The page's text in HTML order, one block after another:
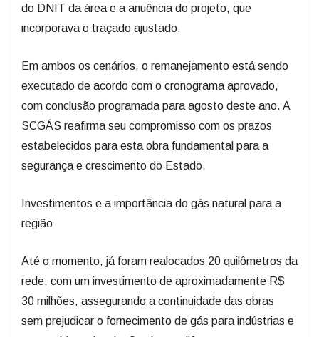
do DNIT da área e a anuência do projeto, que
incorporava o traçado ajustado.
Em ambos os cenários, o remanejamento está sendo
executado de acordo com o cronograma aprovado,
com conclusão programada para agosto deste ano. A
SCGÁS reafirma seu compromisso com os prazos
estabelecidos para esta obra fundamental para a
segurança e crescimento do Estado.
Investimentos e a importância do gás natural para a
região
Até o momento, já foram realocados 20 quilômetros da
rede, com um investimento de aproximadamente R$
30 milhões, assegurando a continuidade das obras
sem prejudicar o fornecimento de gás para indústrias e